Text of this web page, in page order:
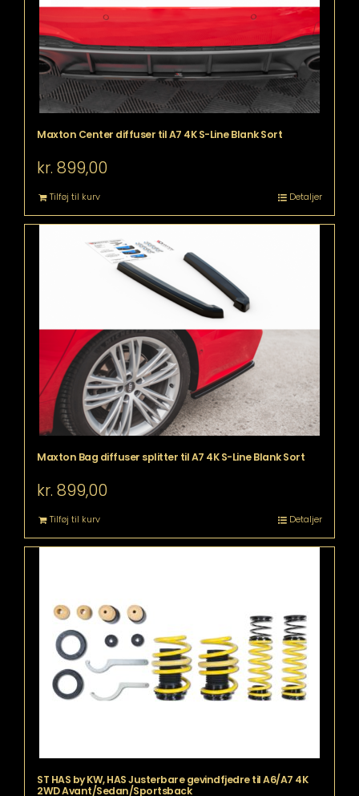
Maxton Center diffuser til A7 4K S-Line Blank Sort
kr. 899,00
Tilføj til kurv Detaljer
Maxton Bag diffuser splitter til A7 4K S-Line Blank Sort
kr. 899,00
Tilføj til kurv Detaljer
ST HAS by KW, HAS Justerbare gevindfjedre til A6/A7 4K
2WD Avant/Sedan/Sportsback